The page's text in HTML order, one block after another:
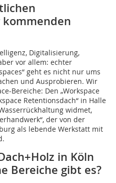
Digitalisierung,
vor allem: echter
geht es nicht nur ums
und Ausprobieren. Wir
Bereiche: Den „Workspace
Retentionsdach“ in Halle
widmet,
der von der
als lebende Werkstatt mit
in Köln
Bereiche gibt es?